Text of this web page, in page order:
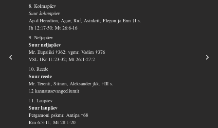
8. Kolmapäev
Suur kolmapäev
Ap-d Herodion, Agav, Ruf, Asinkrit, Flegon ja Erm †I s.
Jh 12:17-50; Mt 26:6-16
9. Neljapäev
Suur neljapäev
Mr. Eupsiiki †362; vgmr. Vadim †376
VSL 1Kr 11:23-32; Mt 26:1-27:2
10. Reede
Suur reede
Mr. Terenti, Siinon, Aleksander jkk. †III s.
12 kannatusevangeeliumit
11. Laupäev
Suur laupäev
Pergamoni pskmr. Antipa †68
Rm 6:3-11; Mt 28:1-20